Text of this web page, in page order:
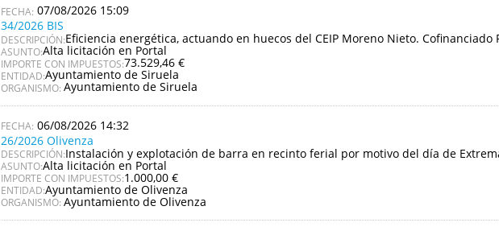
07/08/2026 15:09
34/2026 BIS
DESCRIPCIÓN:Eficiencia energética, actuando en huecos del CEIP Moreno Nieto. Cofinanciado
ASUNTO:Alta licitación en Portal
IMPORTE CON IMPUESTOS:73.529,46 €
ENTIDAD:Ayuntamiento de Siruela
ORGANISMO: Ayuntamiento de Siruela
06/08/2026 14:32
26/2026 Olivenza
DESCRIPCIÓN:Instalación y explotación de barra en recinto ferial por motivo del día de
ASUNTO:Alta licitación en Portal
IMPORTE CON IMPUESTOS:1.000,00 €
ENTIDAD:Ayuntamiento de Olivenza
ORGANISMO: Ayuntamiento de Olivenza